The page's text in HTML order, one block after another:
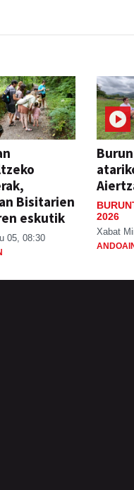
Bisitarien
eskutik
05, 08:30
2026
Xabat